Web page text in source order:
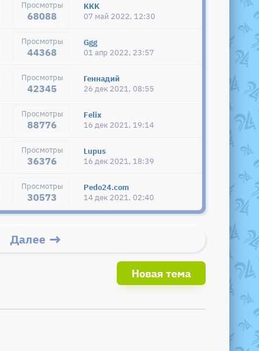
68088
KKK
07 май 2022, 12:30
44368
Ggg
01 апр 2022, 23:57
42345
Геннадий
26 дек 2021, 08:55
88776
Felix
16 дек 2021, 19:14
36376
Lupus
16 дек 2021, 18:39
30573
Pedo24.com
14 дек 2021, 02:40
Далее
Новая тема